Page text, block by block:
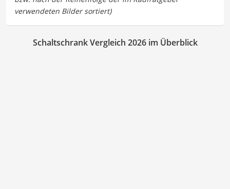
Schaltschrank Vergleich 2026 im Überblick